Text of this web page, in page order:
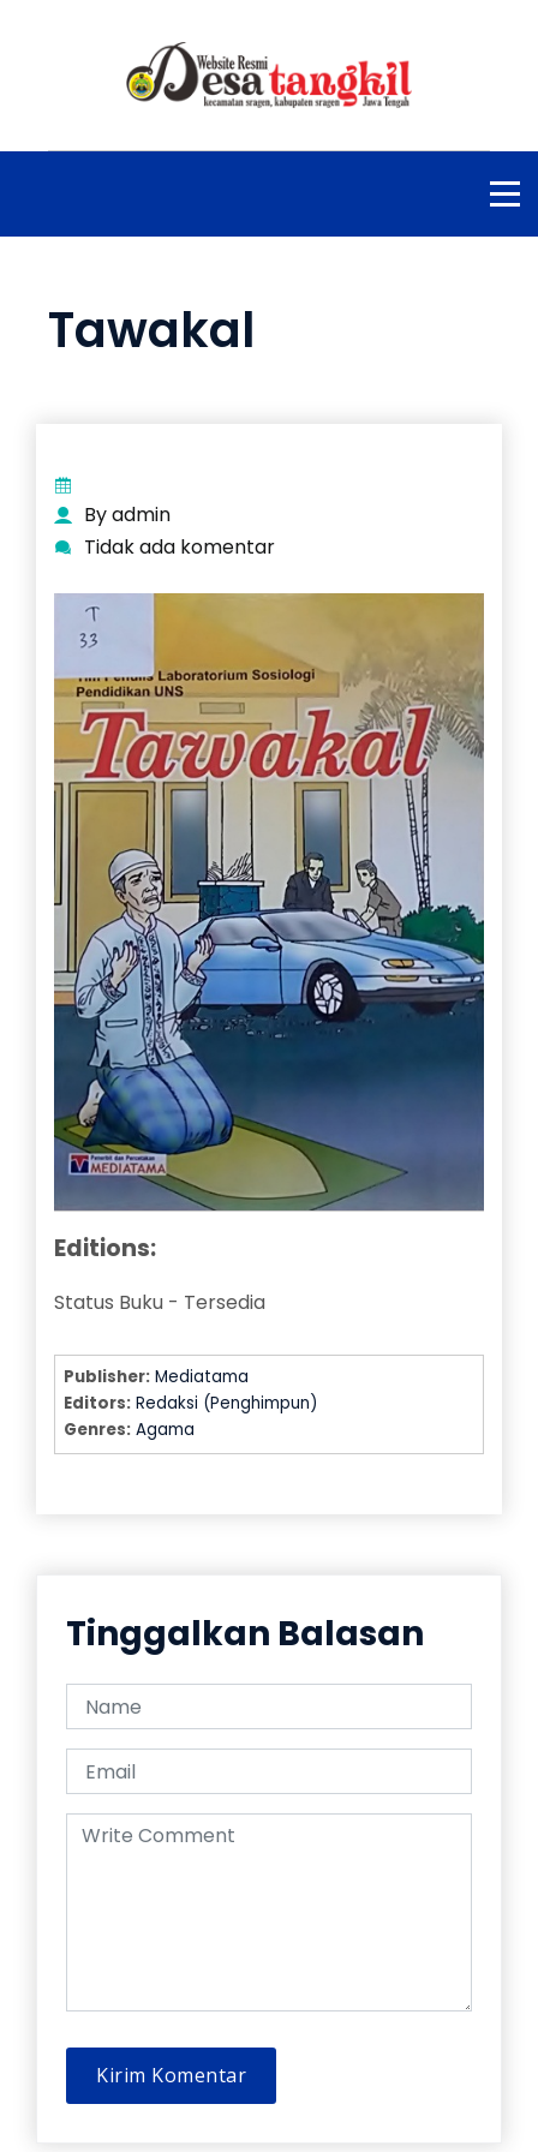
Tawakal
By admin
Tidak ada komentar
Editions:
Status Buku - Tersedia
Publisher: Mediatama
Editors: Redaksi (Penghimpun)
Genres: Agama
Tinggalkan Balasan